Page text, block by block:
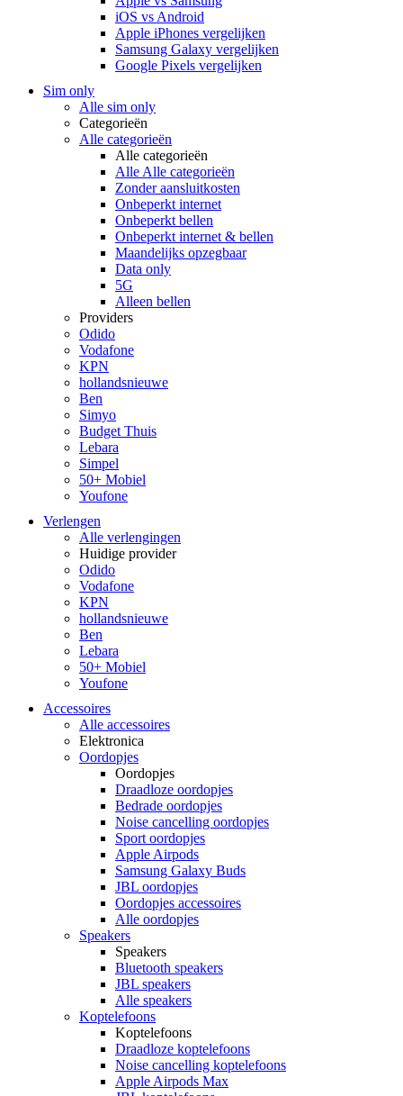
iOS vs Android
Apple iPhones vergelijken
Samsung Galaxy vergelijken
Google Pixels vergelijken
Sim only
Alle sim only
Categorieën
Alle categorieën
Alle categorieën
Alle Alle categorieën
Zonder aansluitkosten
Onbeperkt internet
Onbeperkt bellen
Onbeperkt internet & bellen
Maandelijks opzegbaar
Data only
5G
Alleen bellen
Providers
Odido
Vodafone
KPN
hollandsnieuwe
Ben
Simyo
Budget Thuis
Lebara
Simpel
50+ Mobiel
Youfone
Verlengen
Alle verlengingen
Huidige provider
Odido
Vodafone
KPN
hollandsnieuwe
Ben
Lebara
50+ Mobiel
Youfone
Accessoires
Alle accessoires
Elektronica
Oordopjes
Oordopjes
Draadloze oordopjes
Bedrade oordopjes
Noise cancelling oordopjes
Sport oordopjes
Apple Airpods
Samsung Galaxy Buds
JBL oordopjes
Oordopjes accessoires
Alle oordopjes
Speakers
Speakers
Bluetooth speakers
JBL speakers
Alle speakers
Koptelefoons
Koptelefoons
Draadloze koptelefoons
Noise cancelling koptelefoons
Apple Airpods Max